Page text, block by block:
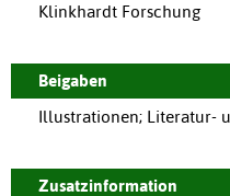
Klinkhardt Forschung
Beigaben
Illustrationen; Literatur-
Zusatzinformation